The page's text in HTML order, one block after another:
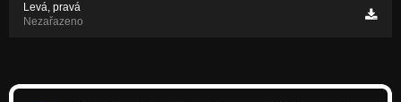
Levá, pravá
Nezařazeno